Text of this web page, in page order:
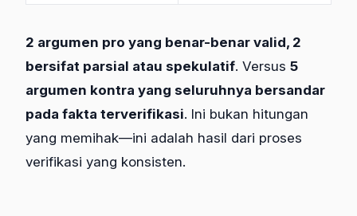
2 argumen pro yang benar-benar valid, 2
bersifat parsial atau spekulatif. Versus 5
argumen kontra yang seluruhnya bersandar
pada fakta terverifikasi. Ini bukan hitungan
yang memihak—ini adalah hasil dari proses
verifikasi yang konsisten.